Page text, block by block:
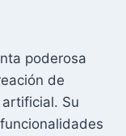
poderosa
de
Su